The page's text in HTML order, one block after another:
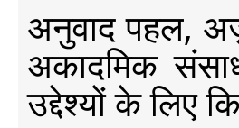
अनुवाद पहल,
अकादमिक
उद्देश्यों के लिए